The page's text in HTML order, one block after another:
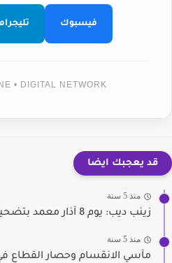
فيسبوك
• DIGITAL NETWORK
قد يعجبك ايضا
منذ 5 سنة
زينب ديب: يوم 8 آذار معمد بتضحيات ملايين النساء
منذ 5 سنة
مآسي الانقسام وحصار القطاع